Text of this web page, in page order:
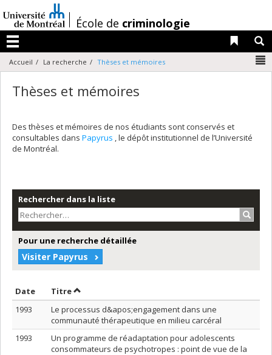
au
contenu
/École de criminologie
Menu
Liens
Accueil La recherche Thèses et mémoires
Thèses et mémoires
Des thèses et mémoires de nos étudiants sont conservés et
consultables dans Papyrus , le dépôt institutionnel de l’Université
de Montréal.
Rechercher dans la liste
Pour une recherche détaillée
Visiter Papyrus
Date Trier par date en ordre décroissant
TitreTrier par titre en ordre décroissant
1993
Le processus d&apos;engagement dans une
communauté thérapeutique en milieu carcéral
1993
Un programme de réadaptation pour adolescents
consommateurs de psychotropes : point de vue de la